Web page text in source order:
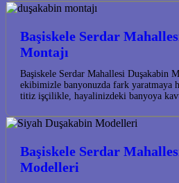
Başiskele Serdar
Montajı
Başiskele Serdar Mahallesi Duşakabin
ekibimizle banyonuzda fark yaratmaya
titiz işçilikle, hayalinizdeki banyoya
Başiskele Serdar
Modelleri